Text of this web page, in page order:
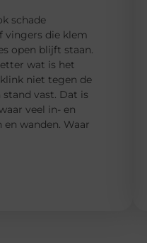
schade
vingers die klem
open blijft staan.
wat is het
niet tegen de
vast. Dat is
veel in- en
wanden. Waar